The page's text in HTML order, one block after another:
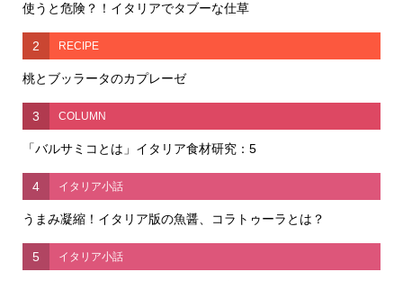
使うと危険？！イタリアでタブーな仕草
2 RECIPE
桃とブッラータのカプレーゼ
3 COLUMN
「バルサミコとは」イタリア食材研究：5
4 イタリア小話
うまみ凝縮！イタリア版の魚醤、コラトゥーラとは？
5 イタリア小話